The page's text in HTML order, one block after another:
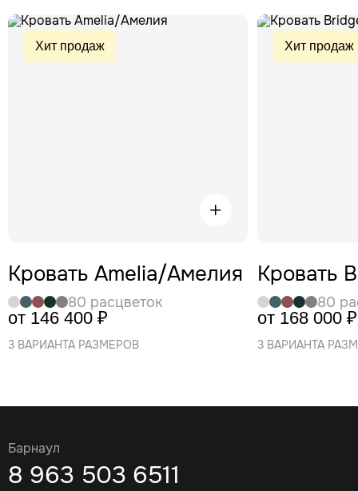
Хит продаж
Кровать Amelia/Амелия
80 расцветок
от 146 400 ₽
3 ВАРИАНТА РАЗМЕРОВ
Хит продаж
Кровать
80
от 168 000 ₽
3 ВАРИАНТА
Барнаул
8 963 503 6511